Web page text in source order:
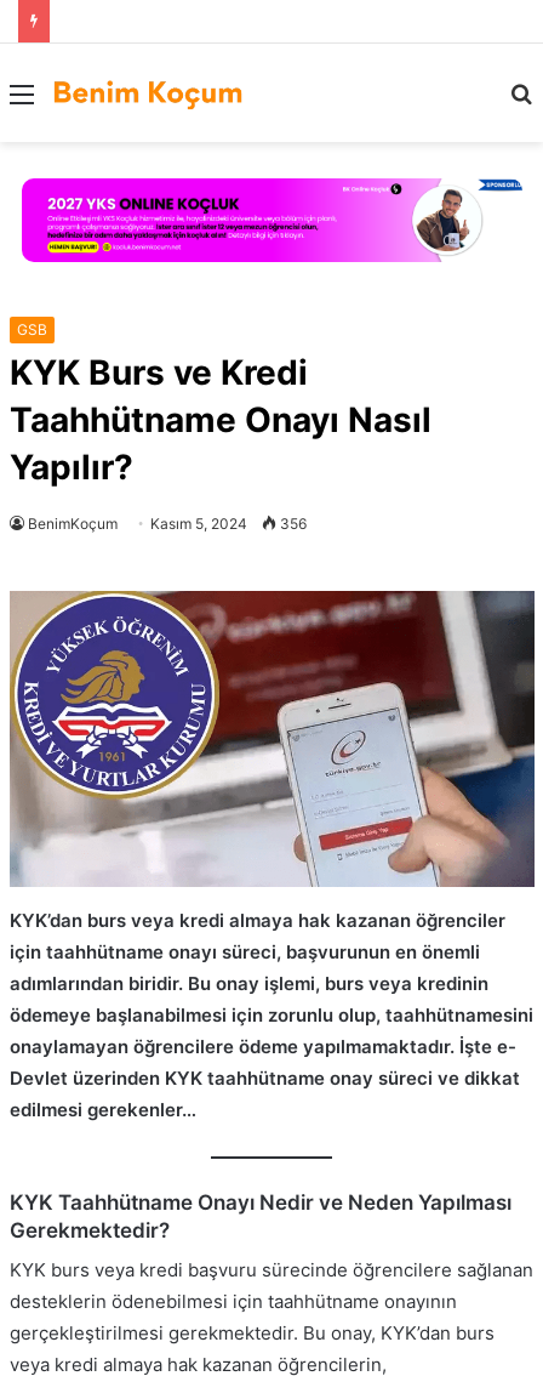
Menü
GSB
KYK Burs ve Kredi
Taahhütname Onayı Nasıl
Yapılır?
BenimKoçum Kasım 5, 2024 356
KYK’dan burs veya kredi almaya hak kazanan öğrenciler
için taahhütname onayı süreci, başvurunun en önemli
adımlarından biridir. Bu onay işlemi, burs veya kredinin
ödemeye başlanabilmesi için zorunlu olup, taahhütnamesini
onaylamayan öğrencilere ödeme yapılmamaktadır. İşte e-
Devlet üzerinden KYK taahhütname onay süreci ve dikkat
edilmesi gerekenler…
KYK Taahhütname Onayı Nedir ve Neden Yapılması
Gerekmektedir?
KYK burs veya kredi başvuru sürecinde öğrencilere sağlanan
desteklerin ödenebilmesi için taahhütname onayının
gerçekleştirilmesi gerekmektedir. Bu onay, KYK’dan burs
veya kredi almaya hak kazanan öğrencilerin,